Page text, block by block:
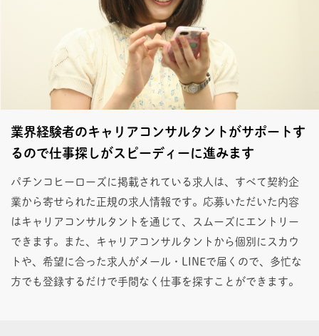
業界経験者のキャリアコンサルタントがサポートす
るので仕事探しがスピーディーに進みます
パチンコヒーローズに掲載されている求人は、すべて契約企
業から寄せられた正規の求人情報です。応募いただいた内容
はキャリアコンサルタントを通じて、スムーズにエントリー
できます。また、キャリアコンサルタントから個別にスカウ
トや、希望に合った求人がメール・LINEで届くので、多忙な
方でも登録するだけで手間なく仕事を探すことができます。